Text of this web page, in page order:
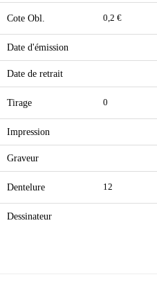
Cote Obl. 0,2 €
Date d'émission
Date de retrait
Tirage 0
Impression
Graveur
Dentelure 12
Dessinateur